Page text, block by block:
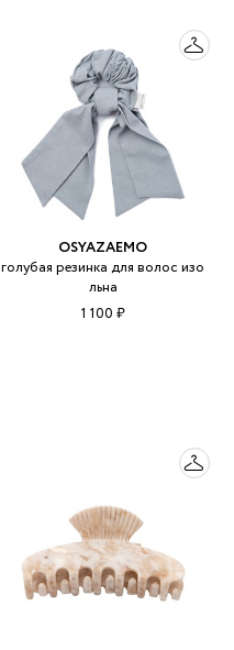
OSYAZAEMO
голубая резинка для волос изо
льна
1 100 ₽